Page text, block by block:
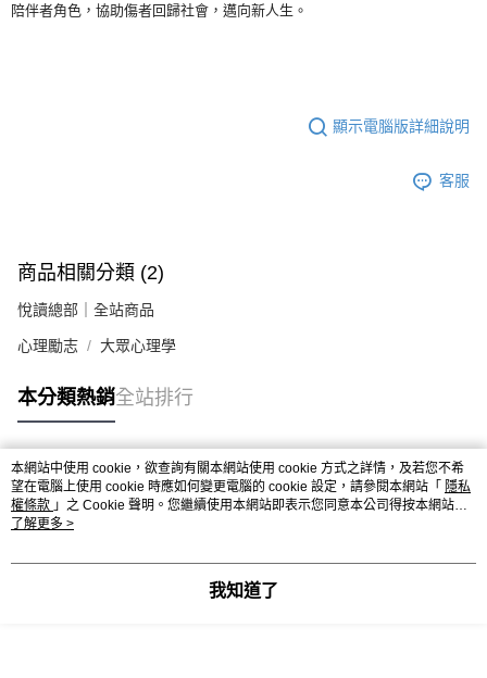
陪伴者角色，協助傷者回歸社會，邁向新人生。
顯示電腦版詳細說明
客服
商品相關分類 (2)
悅讀總部｜全站商品
心理勵志 大眾心理學
本分類熱銷全站排行
熱門標籤
本網站中使用 cookie，欲查詢有關本網站使用 cookie 方式之詳情，及若您不希
望在電腦上使用 cookie 時應如何變更電腦的 cookie 設定，請參閱本網站「 隱私
權條款 」之 Cookie 聲明。您繼續使用本網站即表示您同意本公司得按本網站使
用條款之 Cookie 聲明使用 cookie。
了解更多 >
我知道了